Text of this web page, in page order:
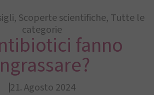
, Scoperte scientifiche, Tutte le
categorie
fanno
21. Agosto 2024